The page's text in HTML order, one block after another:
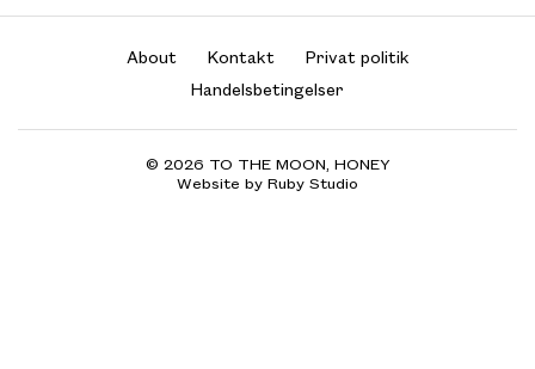
About Kontakt
Privat politik
Handelsbetingelser
© 2026 TO THE MOON, HONEY
Website by Ruby Studio